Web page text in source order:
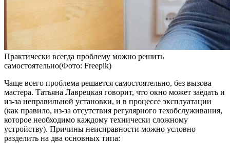
Практически всегда проблему можно решить
самостоятельно(Фото: Freepik)
Чаще всего проблема решается самостоятельно, без вызова
мастера. Татьяна Лаврецкая говорит, что окно может заедать и
из-за неправильной установки, и в процессе эксплуатации
(как правило, из-за отсутствия регулярного техобслуживания,
которое необходимо каждому технически сложному
устройству). Причины неисправности можно условно
разделить на два основных типа: